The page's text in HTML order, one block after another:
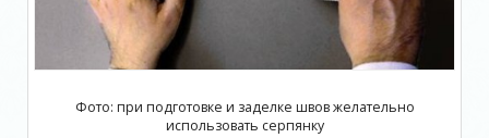
Фото: при подготовке и заделке швов желательно
использовать серпянку